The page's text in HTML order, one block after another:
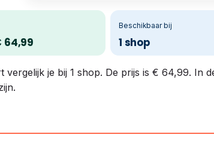
64,99
Beschikbaar bij
1 shop
je bij 1 shop. De prijs is € 64,99. In